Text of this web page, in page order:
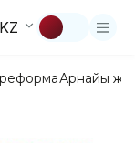
KZ
реформаАрнайы